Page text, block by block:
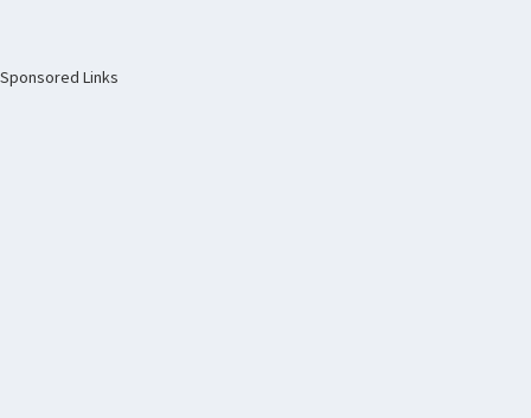
Sponsored Links